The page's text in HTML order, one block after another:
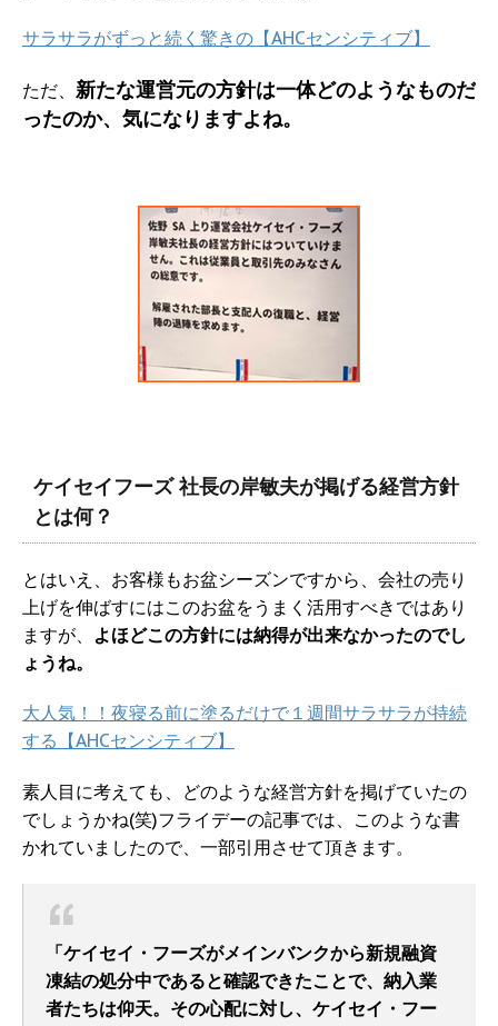
サラサラがずっと続く驚きの【AHCセンシティブ】
ただ、 新たな運営元の方針は一体どのようなものだ
ったのか、気になりますよね。
ケイセイフーズ 社長の岸敏夫が掲げる経営方針
とは何？
とはいえ、お客様もお盆シーズンですから、会社の売り
上げを伸ばすにはこのお盆をうまく活用すべきではあり
ますが、 よほどこの方針には納得が出来なかったのでし
ょうね。
大人気！！夜寝る前に塗るだけで１週間サラサラが持続
する【AHCセンシティブ】
素人目に考えても、どのような経営方針を掲げていたの
でしょうかね(笑)フライデーの記事では、このような書
かれていましたので、一部引用させて頂きます。
「ケイセイ・フーズがメインバンクから新規融資
凍結の処分中であると確認できたことで、納入業
者たちは仰天。その心配に対し、ケイセイ・フー